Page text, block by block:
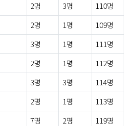
2명 3명
110명
2명 1명
109명
3명 1명
111명
2명 1명
112명
3명 3명
114명
2명 1명
113명
7명 2명
119명